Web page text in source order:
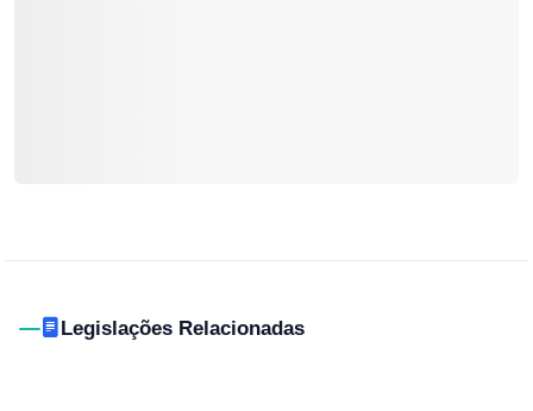
Legislações Relacionadas